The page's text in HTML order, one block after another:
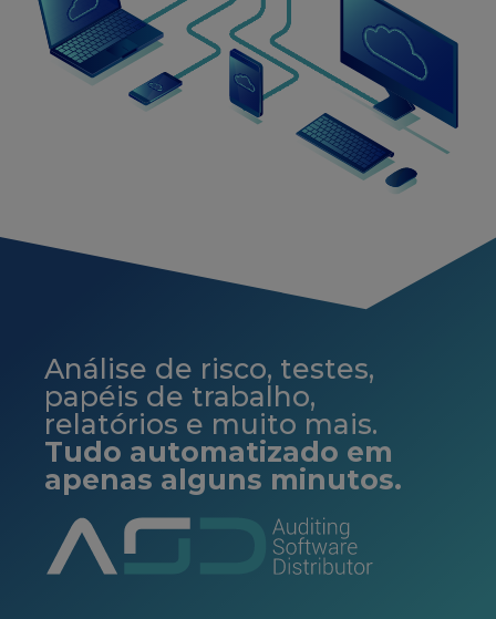
Análise de risco, testes,
papéis de trabalho,
relatórios e muito mais.
Tudo automatizado em
apenas alguns minutos.